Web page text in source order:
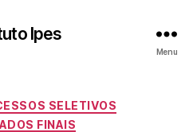
Ipes
Menu
Categorias
SELETIVOS
FINAIS